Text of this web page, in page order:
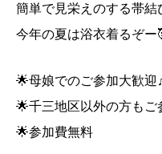
簡単で見栄えのする帯結
今年の夏は浴衣着るぞー
🌟母娘でのご参加大歓迎
🌟千三地区以外の方もご
🌟参加費無料